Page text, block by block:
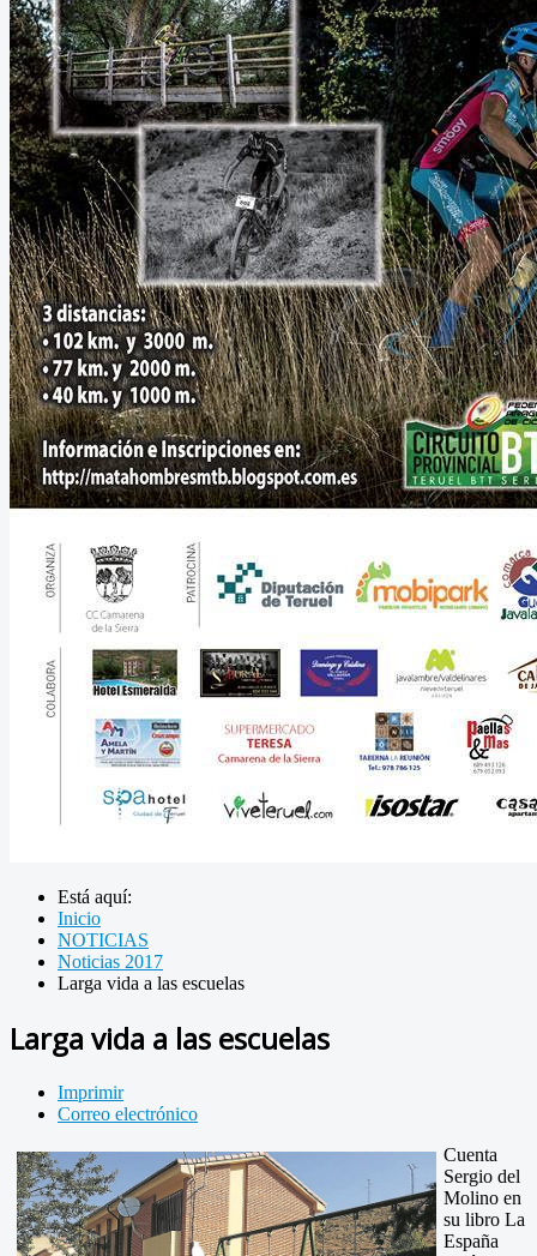
Está aquí:
Inicio
NOTICIAS
Noticias 2017
Larga vida a las escuelas
Larga vida a las escuelas
Imprimir
Correo electrónico
Cuenta
Sergio del
Molino en
su libro La
España